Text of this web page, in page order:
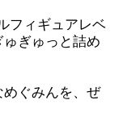
フィギュアレベ
ぎゅっと詰め
ぐみんを、ぜ